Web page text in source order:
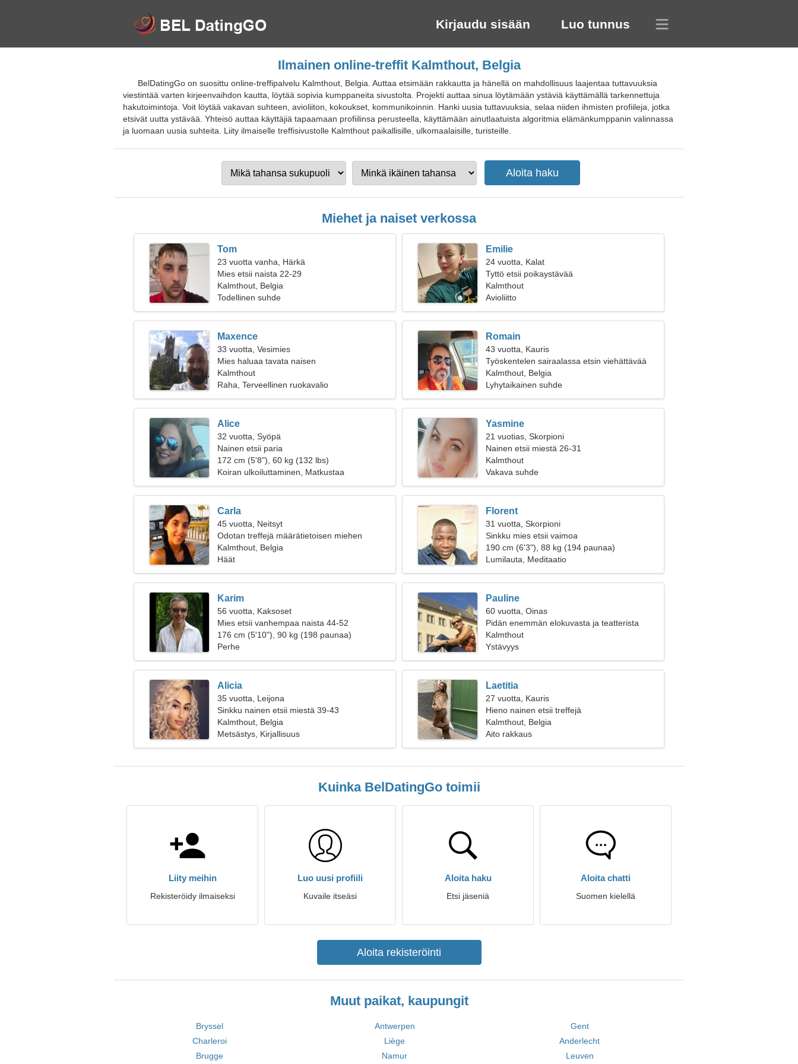
Kirjaudu sisään Luo tunnus
Ilmainen online-treffit Kalmthout, Belgia
BelDatingGo on suosittu online-treffipalvelu Kalmthout, Belgia. Auttaa etsimään rakkautta ja hänellä on mahdollisuus laajentaa tuttavuuksia
viestintää varten kirjeenvaihdon kautta, löytää sopivia kumppaneita sivustolta. Projekti auttaa sinua löytämään ystäviä käyttämällä tarkennettuja
hakutoimintoja. Voit löytää vakavan suhteen, avioliiton, kokoukset, kommunikoinnin. Hanki uusia tuttavuuksia, selaa niiden ihmisten profiileja, jotka
etsivät uutta ystävää. Yhteisö auttaa käyttäjiä tapaamaan profiilinsa perusteella, käyttämään ainutlaatuista algoritmia elämänkumppanin valinnassa
ja luomaan uusia suhteita. Liity ilmaiselle treffisivustolle Kalmthout paikallisille, ulkomaalaisille, turisteille.
Miehet ja naiset verkossa
Tom
23 vuotta vanha, Härkä
Mies etsii naista 22-29
Kalmthout, Belgia
Todellinen suhde
Emilie
24 vuotta, Kalat
Tyttö etsii poikaystävää
Kalmthout
Avioliitto
Maxence
33 vuotta, Vesimies
Mies haluaa tavata naisen
Kalmthout
Raha, Terveellinen ruokavalio
Romain
43 vuotta, Kauris
Työskentelen sairaalassa etsin viehättävää
naista
Kalmthout, Belgia
Lyhytaikainen suhde
Alice
32 vuotta, Syöpä
Nainen etsii paria
172 cm (5'8"), 60 kg (132 lbs)
Koiran ulkoiluttaminen, Matkustaa
Yasmine
21 vuotias, Skorpioni
Nainen etsii miestä 26-31
Kalmthout
Vakava suhde
Carla
45 vuotta, Neitsyt
Odotan treffejä määrätietoisen miehen
kanssa
Kalmthout, Belgia
Häät
Florent
31 vuotta, Skorpioni
Sinkku mies etsii vaimoa
190 cm (6'3"), 88 kg (194 paunaa)
Lumilauta, Meditaatio
Karim
56 vuotta, Kaksoset
Mies etsii vanhempaa naista 44-52
176 cm (5'10"), 90 kg (198 paunaa)
Perhe
Pauline
60 vuotta, Oinas
Pidän enemmän elokuvasta ja teatterista
Kalmthout
Ystävyys
Alicia
35 vuotta, Leijona
Sinkku nainen etsii miestä 39-43
Kalmthout, Belgia
Metsästys, Kirjallisuus
Laetitia
27 vuotta, Kauris
Hieno nainen etsii treffejä
Kalmthout, Belgia
Aito rakkaus
Kuinka BelDatingGo toimii
Liity meihin
Rekisteröidy ilmaiseksi
Luo uusi profiili
Kuvaile itseäsi
Aloita haku
Etsi jäseniä
Aloita chatti
Suomen kielellä
Aloita rekisteröinti
Muut paikat, kaupungit
Bryssel Antwerpen
Gent
Charleroi
Liège
Anderlecht
Brugge
Namur Leuven